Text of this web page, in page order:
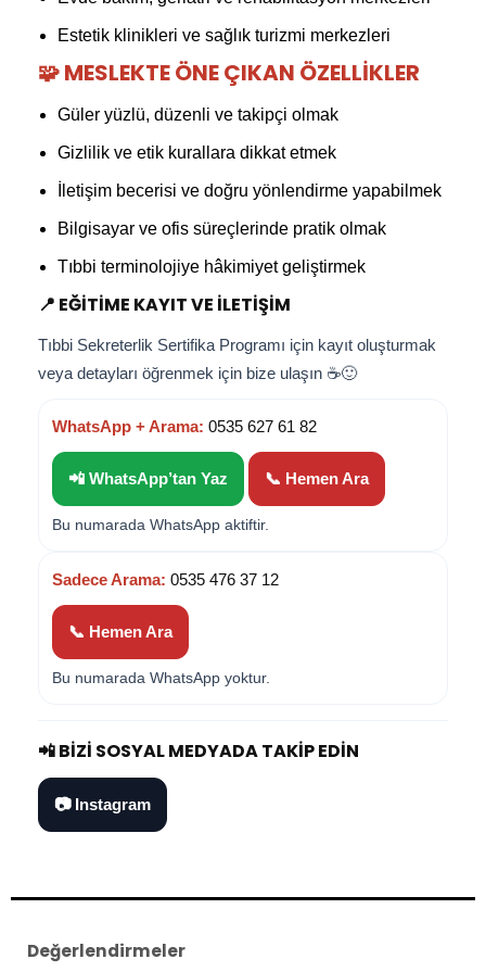
Estetik klinikleri ve sağlık turizmi merkezleri
🧩 MESLEKTE ÖNE ÇIKAN ÖZELLIKLER
Güler yüzlü, düzenli ve takipçi olmak
Gizlilik ve etik kurallara dikkat etmek
İletişim becerisi ve doğru yönlendirme yapabilmek
Bilgisayar ve ofis süreçlerinde pratik olmak
Tıbbi terminolojiye hâkimiyet geliştirmek
📍 EĞITIME KAYIT VE İLETIŞIM
Tıbbi Sekreterlik Sertifika Programı için kayıt oluşturmak
veya detayları öğrenmek için bize ulaşın ☕🙂
WhatsApp + Arama: 0535 627 61 82
📲 WhatsApp’tan Yaz 📞 Hemen Ara
Bu numarada WhatsApp aktiftir.
Sadece Arama: 0535 476 37 12
📞 Hemen Ara
Bu numarada WhatsApp yoktur.
📲 BIZI SOSYAL MEDYADA TAKIP EDIN
📷 Instagram
Değerlendirmeler